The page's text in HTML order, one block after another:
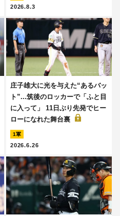
2026.8.3
庄子雄大に光を与えた“あるバッ
ト”...筑後のロッカーで「ふと目
に入って」 11日ぶり先発でヒー
ローになれた舞台裏
1軍
2026.6.26